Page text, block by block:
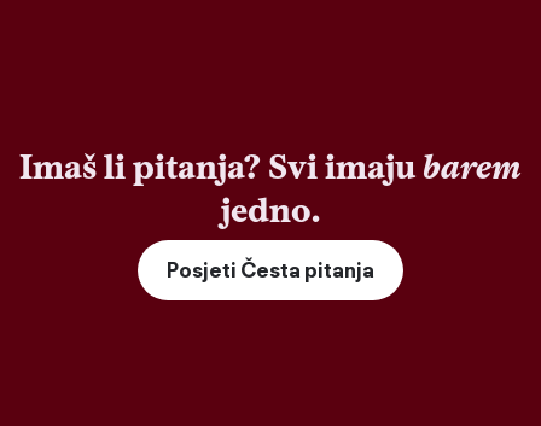
Imaš li pitanja? Svi imaju barem
jedno.
Posjeti Česta pitanja